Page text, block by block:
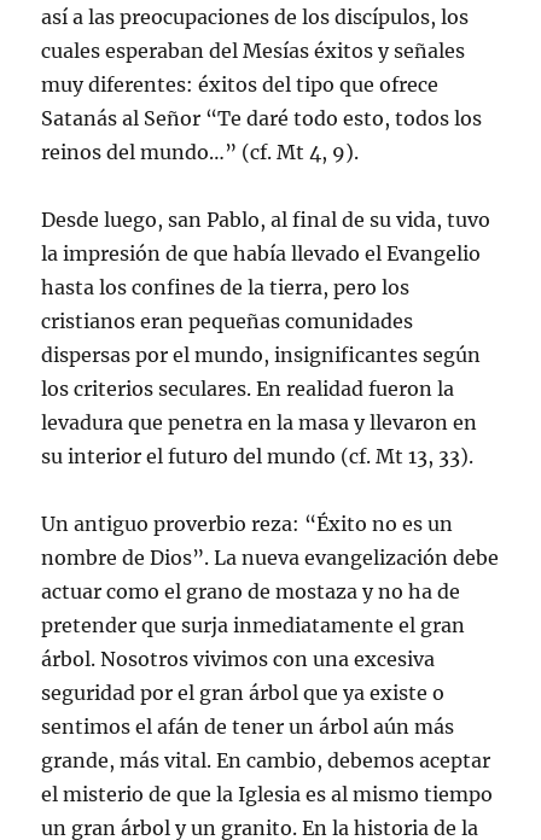
así a las preocupaciones de los discípulos, los
cuales esperaban del Mesías éxitos y señales
muy diferentes: éxitos del tipo que ofrece
Satanás al Señor “Te daré todo esto, todos los
reinos del mundo…” (cf. Mt 4, 9).
Desde luego, san Pablo, al final de su vida, tuvo
la impresión de que había llevado el Evangelio
hasta los confines de la tierra, pero los
cristianos eran pequeñas comunidades
dispersas por el mundo, insignificantes según
los criterios seculares. En realidad fueron la
levadura que penetra en la masa y llevaron en
su interior el futuro del mundo (cf. Mt 13, 33).
Un antiguo proverbio reza: “Éxito no es un
nombre de Dios”. La nueva evangelización debe
actuar como el grano de mostaza y no ha de
pretender que surja inmediatamente el gran
árbol. Nosotros vivimos con una excesiva
seguridad por el gran árbol que ya existe o
sentimos el afán de tener un árbol aún más
grande, más vital. En cambio, debemos aceptar
el misterio de que la Iglesia es al mismo tiempo
un gran árbol y un granito. En la historia de la